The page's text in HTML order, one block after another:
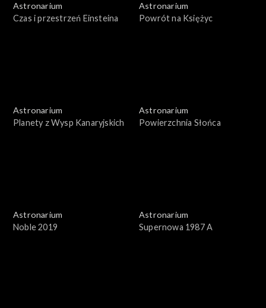
Astronarium
Czas i przestrzeń Einsteina
Astronarium
Powrót na Księżyc
Astronarium
Planety z Wysp Kanaryjskich
Astronarium
Powierzchnia Słońca
Astronarium
Noble 2019
Astronarium
Supernowa 1987 A